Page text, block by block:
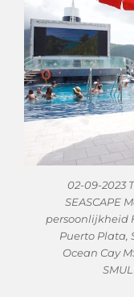
02-09-2023
SEASCAPE
persoonlijkheid
Puerto Plata,
Ocean Cay